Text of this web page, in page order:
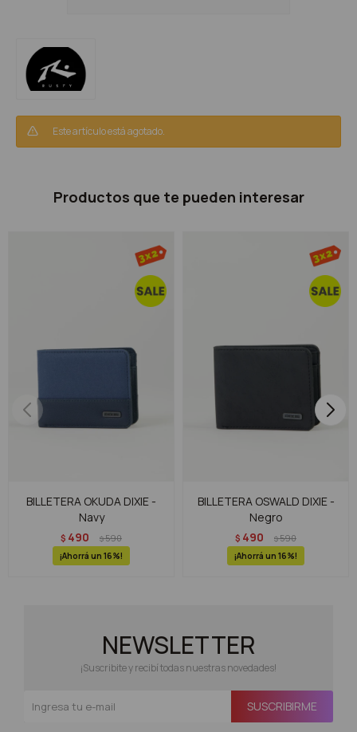
Este artículo está agotado.
Productos que te pueden interesar
BILLETERA OKUDA DIXIE -
Navy
$ 490 $590
16
BILLETERA OSWALD DIXIE -
Negro
$ 490 $590
16
NEWSLETTER
¡Suscribite y recibí todas nuestras novedades!
SUSCRIBIRME